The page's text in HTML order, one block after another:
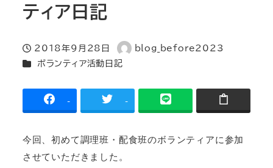
ティア日記
投稿日
2018年9月28日
著
者
blog_before2023
カテゴリー
ボランティア活動日記
- -
今回、初めて調理班・配食班のボランティアに参加
させていただきました。